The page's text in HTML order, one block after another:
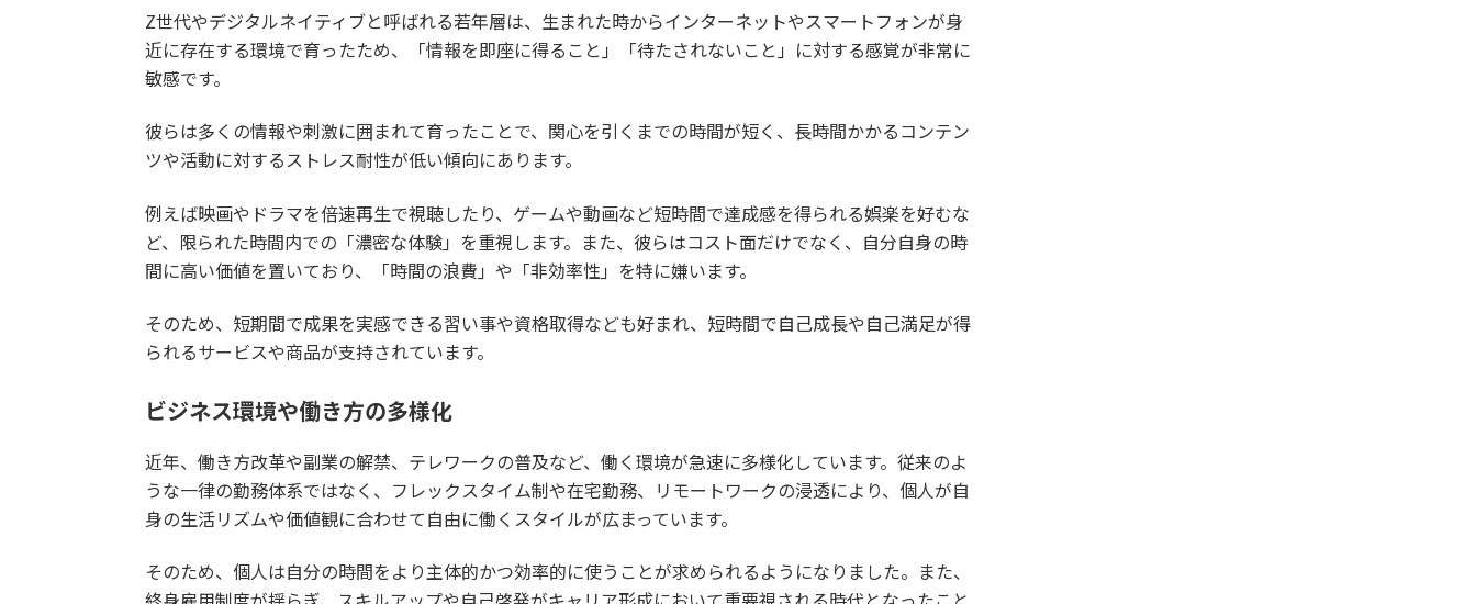
Z世代やデジタルネイティブと呼ばれる若年層は、生まれた時からインターネットやスマートフォンが身
近に存在する環境で育ったため、「情報を即座に得ること」「待たされないこと」に対する感覚が非常に
敏感です。
彼らは多くの情報や刺激に囲まれて育ったことで、関心を引くまでの時間が短く、長時間かかるコンテン
ツや活動に対するストレス耐性が低い傾向にあります。
例えば映画やドラマを倍速再生で視聴したり、ゲームや動画など短時間で達成感を得られる娯楽を好むな
ど、限られた時間内での「濃密な体験」を重視します。また、彼らはコスト面だけでなく、自分自身の時
間に高い価値を置いており、「時間の浪費」や「非効率性」を特に嫌います。
そのため、短期間で成果を実感できる習い事や資格取得なども好まれ、短時間で自己成長や自己満足が得
られるサービスや商品が支持されています。
ビジネス環境や働き方の多様化
近年、働き方改革や副業の解禁、テレワークの普及など、働く環境が急速に多様化しています。従来のよ
うな一律の勤務体系ではなく、フレックスタイム制や在宅勤務、リモートワークの浸透により、個人が自
身の生活リズムや価値観に合わせて自由に働くスタイルが広まっています。
そのため、個人は自分の時間をより主体的かつ効率的に使うことが求められるようになりました。また、